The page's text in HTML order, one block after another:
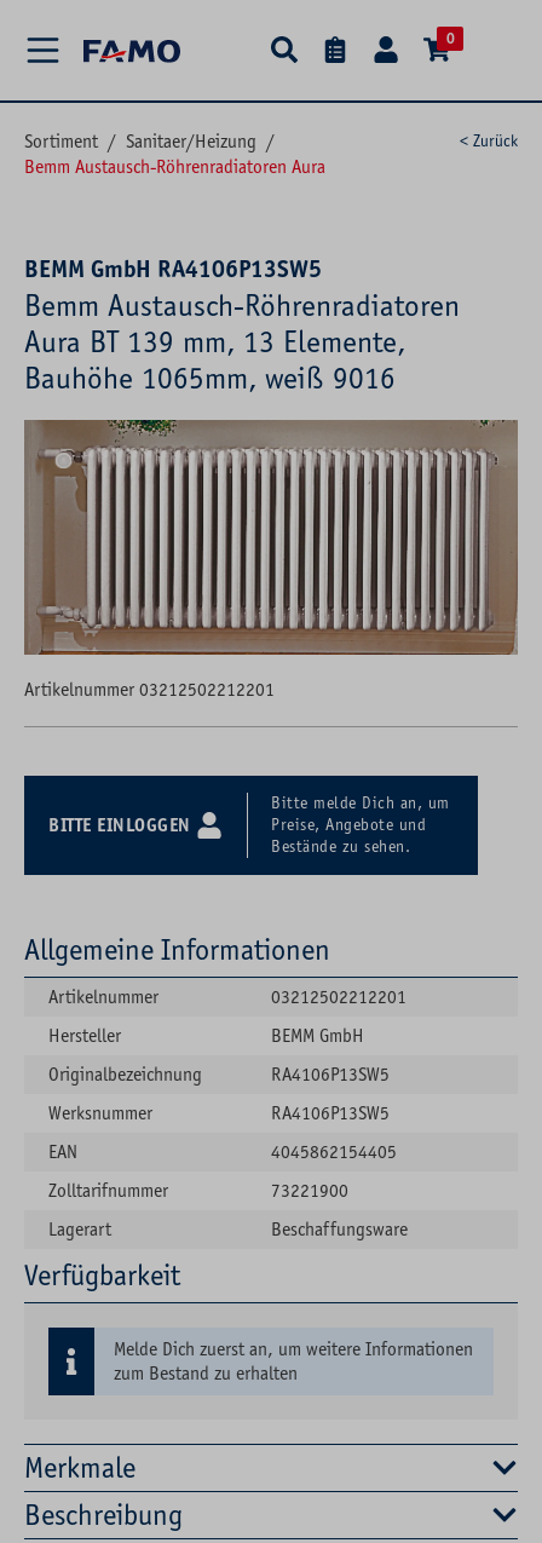
0
Sortiment / Sanitaer/Heizung /
Bemm Austausch-Röhrenradiatoren Aura
< Zurück
BEMM GmbH RA4106P13SW5
Bemm Austausch-Röhrenradiatoren
Aura BT 139 mm, 13 Elemente,
Bauhöhe 1065mm, weiß 9016
Bildergalerie überspringen
Artikelnummer 03212502212201
BITTE EINLOGGEN
Bitte melde Dich an, um
Preise, Angebote und
Bestände zu sehen.
Merkmale
Beschreibung
Allgemeine Informationen
Artikelnummer
03212502212201
Hersteller
BEMM GmbH
Originalbezeichnung
RA4106P13SW5
Werksnummer
RA4106P13SW5
EAN
4045862154405
Zolltarifnummer
73221900
Lagerart
Beschaffungsware
Verfügbarkeit
Melde Dich zuerst an, um weitere Informationen
zum Bestand zu erhalten